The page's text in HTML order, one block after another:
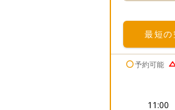
最短の
予約可能
11:00